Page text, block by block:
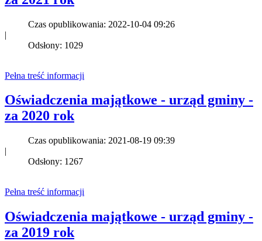
Czas opublikowania: 2022-10-04 09:26
|
Odsłony: 1029
Pełna treść informacji
Oświadczenia majątkowe - urząd gminy -
za 2020 rok
Czas opublikowania: 2021-08-19 09:39
|
Odsłony: 1267
Pełna treść informacji
Oświadczenia majątkowe - urząd gminy -
za 2019 rok